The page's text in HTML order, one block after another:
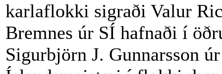
karlaflokki sigraði Valur
Bremnes úr SÍ hafnaði í
Sigurbjörn J. Gunnarsson